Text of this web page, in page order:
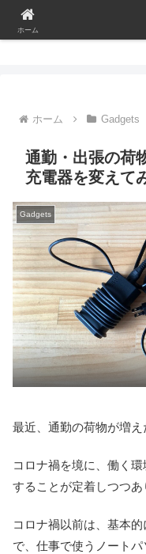
ホーム Gadgets
通勤・出張の荷
充電器を変えて
Gadgets
最近、通勤の荷物が増
コロナ禍を境に、働く
することが定着しつつあ
コロナ禍以前は、基本
で、仕事で使うノートパ
ホーム